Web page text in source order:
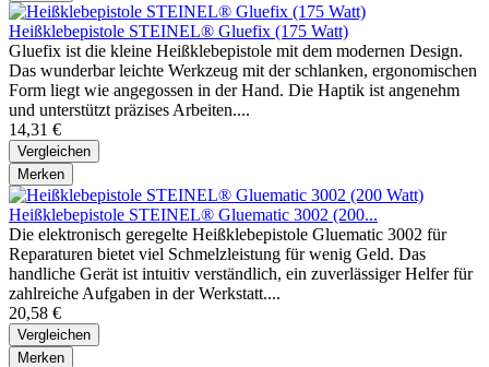
Heißklebepistole STEINEL® Gluefix (175 Watt)
Gluefix ist die kleine Heißklebepistole mit dem modernen Design.
Das wunderbar leichte Werkzeug mit der schlanken, ergonomischen
Form liegt wie angegossen in der Hand. Die Haptik ist angenehm
und unterstützt präzises Arbeiten....
14,31 €
Vergleichen
Merken
Heißklebepistole STEINEL® Gluematic 3002 (200...
Die elektronisch geregelte Heißklebepistole Gluematic 3002 für
Reparaturen bietet viel Schmelzleistung für wenig Geld. Das
handliche Gerät ist intuitiv verständlich, ein zuverlässiger Helfer für
zahlreiche Aufgaben in der Werkstatt....
20,58 €
Vergleichen
Merken